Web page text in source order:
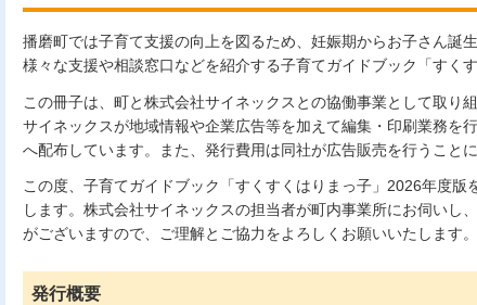
播磨町では子育て支援の向上を図るため、妊娠期からお子さん誕
様々な支援や相談窓口などを紹介する子育てガイドブック「すく
この冊子は、町と株式会社サイネックスとの協働事業として取り
サイネックスが地域情報や企業広告等を加えて編集・印刷業務を
へ配布しています。また、発行費用は同社が広告販売を行うこと
この度、子育てガイドブック「すくすくはりまっ子」2026年度版
します。株式会社サイネックスの担当者が町内事業所にお伺いし
がございますので、ご理解とご協力をよろしくお願いいたします。
発行概要